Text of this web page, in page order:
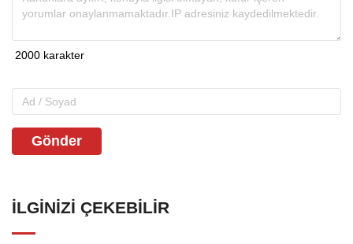
Gönder
İLGINIZI ÇEKEBILIR